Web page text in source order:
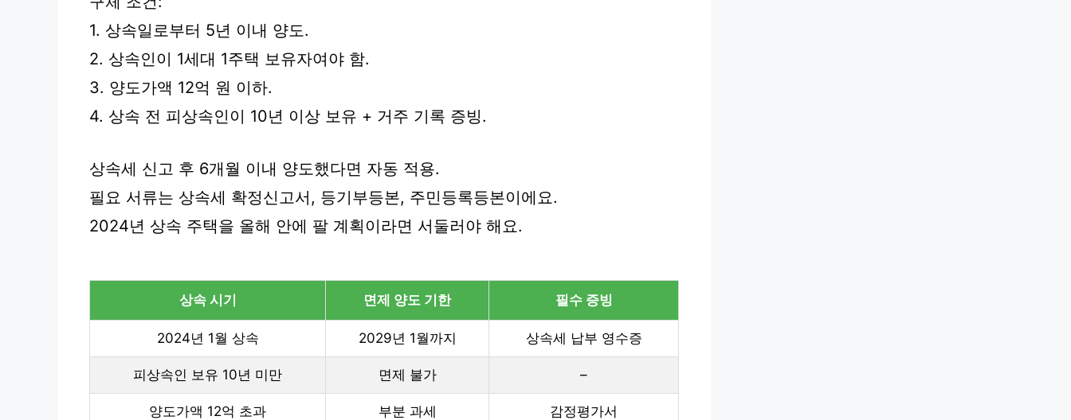
1. 상속일로부터 5년 이내 양도.
2. 상속인이 1세대 1주택 보유자여야 함.
3. 양도가액 12억 원 이하.
4. 상속 전 피상속인이 10년 이상 보유 + 거주 기록 증빙.
상속세 신고 후 6개월 이내 양도했다면 자동 적용.
필요 서류는 상속세 확정신고서, 등기부등본, 주민등록등본이에요.
2024년 상속 주택을 올해 안에 팔 계획이라면 서둘러야 해요.
상속 시기 면제 양도 기한 필수 증빙
2024년 1월 상속 2029년 1월까지 상속세 납부 영수증
피상속인 보유 10년 미만 면제 불가 –
양도가액 12억 초과 부분 과세 감정평가서